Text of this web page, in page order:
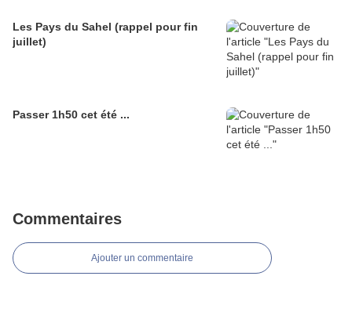
Les Pays du Sahel (rappel pour fin
juillet)
Passer 1h50 cet été ...
Commentaires
Ajouter un commentaire